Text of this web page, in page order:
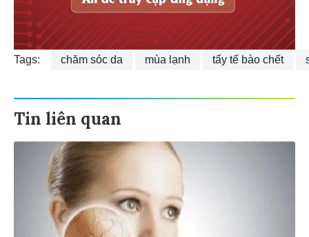
Tags: chăm sóc da mùa lạnh tẩy tế bào chết
Tin liên quan